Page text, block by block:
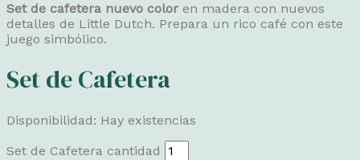
Set de cafetera nuevo color en madera con nuevos
detalles de Little Dutch. Prepara un rico café con este
juego simbólico.
Set de Cafetera
Disponibilidad: Hay existencias
Set de Cafetera cantidad